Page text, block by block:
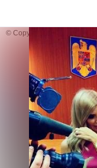
© Copyright: MEDIAFAX